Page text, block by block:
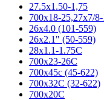
27.5x1.50-1,75
700x18-25,27x7/8-
26x4.0 (101-559)
26x2.1" (50-559)
28x1.1-1.75C
700x23-26C
700x45c (45-622)
700x32C (32-622)
700x20C